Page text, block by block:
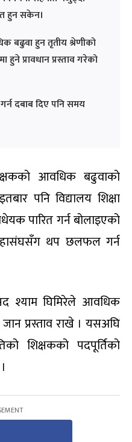
हुन सकेन।
बढुवा हुन तृतीय श्रेणीको
हुने प्रावधान प्रस्ताव गरेको
दबाब दिए पनि समय
आवधिक बढुवाको
पनि विद्यालय शिक्षा
पारित गर्न बोलाइएको
थप छलफल गर्न
श्याम घिमिरेले आवधिक
प्रस्ताव राखे । यसअघि
शिक्षकको पदपूर्तिको